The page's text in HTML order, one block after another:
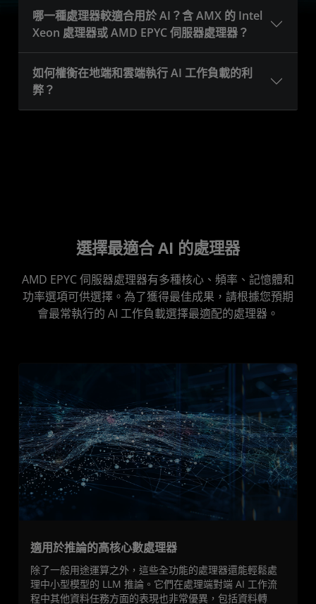
哪一種處理器較適合用於 AI？含 AMX 的 Intel
Xeon 處理器或 AMD EPYC 伺服器處理器？
如何權衡在地端和雲端執行 AI 工作負載的利
弊？
選擇最適合 AI 的處理器
AMD EPYC 伺服器處理器有多種核心、頻率、記憶體和
功率選項可供選擇。為了獲得最佳成果，請根據您預期
會最常執行的 AI 工作負載選擇最適配的處理器。
適用於推論的高核心數處理器
除了一般用途運算之外，這些全功能的處理器還能輕鬆處
理中小型模型的 LLM 推論。它們在處理端對端 AI 工作流
程中其他資料任務方面的表現也非常優異，包括資料轉